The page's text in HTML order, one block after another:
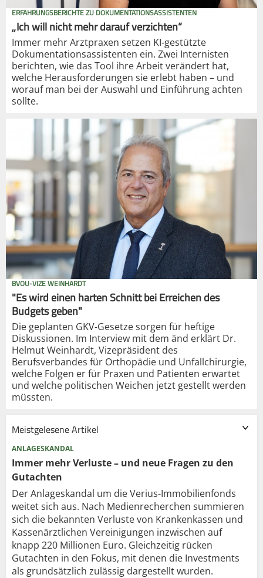
ERFAHRUNGSBERICHTE ZU DOKUMENTATIONSASSISTENTEN
„Ich will nicht mehr darauf verzichten“
Immer mehr Arztpraxen setzen KI-gestützte
Dokumentationsassistenten ein. Zwei Internisten
berichten, wie das Tool ihre Arbeit verändert hat,
welche Herausforderungen sie erlebt haben – und
worauf man bei der Auswahl und Einführung achten
sollte.
BVOU-VIZE WEINHARDT
"Es wird einen harten Schnitt bei Erreichen des
Budgets geben"
Die geplanten GKV-Gesetze sorgen für heftige
Diskussionen. Im Interview mit dem änd erklärt Dr.
Helmut Weinhardt, Vizepräsident des
Berufsverbandes für Orthopädie und Unfallchirurgie,
welche Folgen er für Praxen und Patienten erwartet
und welche politischen Weichen jetzt gestellt werden
müssten.
Meistgelesene Artikel
ANLAGESKANDAL
Immer mehr Verluste – und neue Fragen zu den
Gutachten
Der Anlageskandal um die Verius-Immobilienfonds
weitet sich aus. Nach Medienrecherchen summieren
sich die bekannten Verluste von Krankenkassen und
Kassenärztlichen Vereinigungen inzwischen auf
knapp 220 Millionen Euro. Gleichzeitig rücken
Gutachten in den Fokus, mit denen die Investments
als grundsätzlich zulässig dargestellt wurden.